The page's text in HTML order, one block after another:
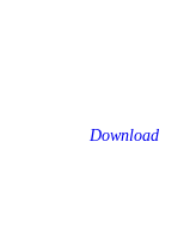
Download